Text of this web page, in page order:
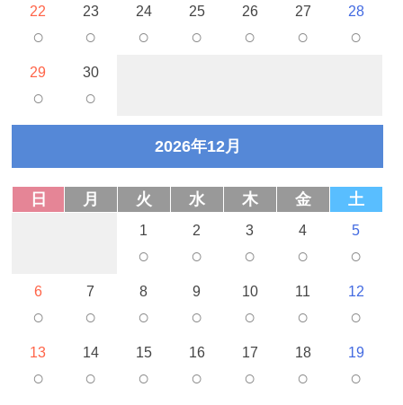
22
○
23
○
24
○
25
○
26
○
27
○
28
○
29
○
30
○
2026年12月
日 月 火 水 木 金 土
1
○
2
○
3
○
4
○
5
○
6
○
7
○
8
○
9
○
10
○
11
○
12
○
13
○
14
○
15
○
16
○
17
○
18
○
19
○